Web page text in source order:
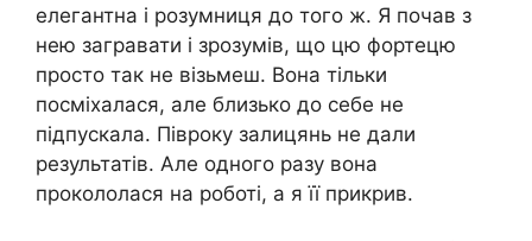
елегантна і розумниця до того ж. Я почав з
нею загравати і зрозумів, що цю фортецю
просто так не візьмеш. Вона тільки
посміхалася, але близько до себе не
підпускала. Півроку залицянь не дали
результатів. Але одного разу вона
прокололася на роботі, а я її прикрив.